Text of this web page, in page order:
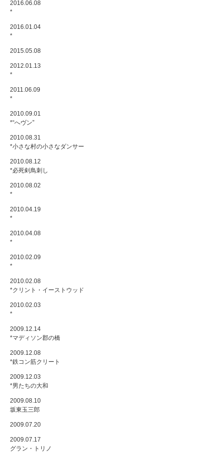
2016.06.08
*
2016.01.04
*
2015.05.08
2012.01.13
*
2011.06.09
*
2010.09.01
*“へヴン”
2010.08.31
*小さな村の小さなダンサー
2010.08.12
*必死剣鳥刺し
2010.08.02
*
2010.04.19
*
2010.04.08
*
2010.02.09
*
2010.02.08
*クリント・イーストウッド
2010.02.03
*
2009.12.14
*マディソン郡の橋
2009.12.08
*鉄コン筋クリート
2009.12.03
*男たちの大和
2009.08.10
坂東玉三郎
2009.07.20
2009.07.17
グラン・トリノ